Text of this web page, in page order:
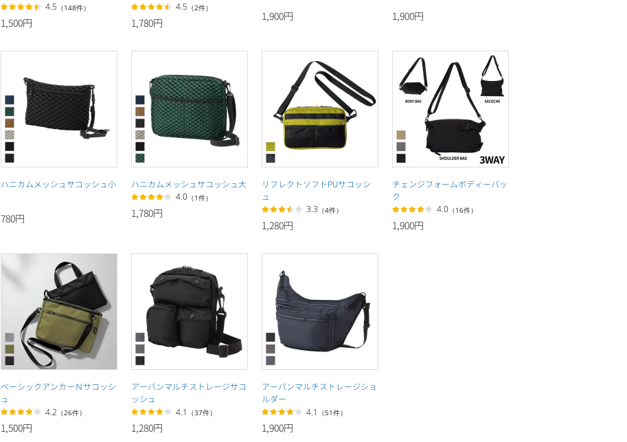
4.5 （148件）
1,500円
4.5 （2件）
1,780円 1,900円 1,900円
ハニカムメッシュサコッシュ小
780円
ハニカムメッシュサコッシュ大
4.0 （1件）
1,780円
リフレクトソフトPUサコッシ
ュ
3.3 （4件）
1,280円
チェンジフォームボディーバッ
ク
4.0 （16件）
1,900円
ベーシックアンカーＮサコッシ
ュ
4.2 （26件）
1,500円
アーバンマルチストレージサコ
ッシュ
4.1
（37件）
1,280円
アーバンマルチストレージショ
ルダー
4.1
（51件）
1,900円